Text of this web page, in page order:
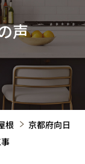
声
根
京都府向日